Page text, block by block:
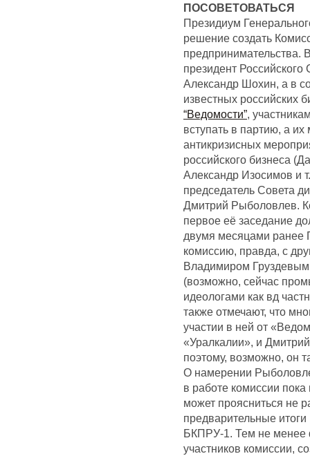
ПОСОВЕТОВАТЬСЯ
Президиум
решение создать
предпринимательства.
президент
Александр Шохин, а в
известных российских
“Ведомости”,
вступать в партию, а
антикризисных
российского бизнеса
Александр Изосимов и
председатель Совета
Дмитрий Рыболовлев.
первое её заседание
двумя месяцами ранее
комиссию, правда, с
Владимиром
(возможно, сейчас
идеологами как вд
также отмечают, что
участии в ней от
«Уралкалии», и
поэтому, возможно, он
О намерении
в работе комиссии пока
может проясниться не
предварительные
БКПРУ-1. Тем не менее
участников комиссии,